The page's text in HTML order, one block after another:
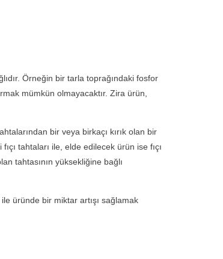
Örneğin bir tarla toprağındaki fosfor
mümkün olmayacaktır. Zira ürün,
bir veya birkaçı kırık olan bir
tahtaları ile, elde edilecek ürün ise fıçı
tahtasının yüksekliğine bağlı
üründe bir miktar artışı sağlamak